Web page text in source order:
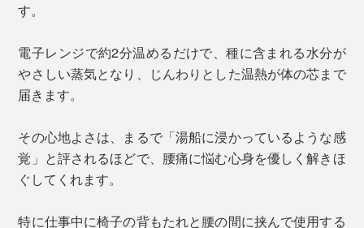
す。
電子レンジで約2分温めるだけで、種に含まれる水分が
やさしい蒸気となり、じんわりとした温熱が体の芯まで
届きます。
その心地よさは、まるで「湯船に浸かっているような感
覚」と評されるほどで、腰痛に悩む心身を優しく解きほ
ぐしてくれます。
特に仕事中に椅子の背もたれと腰の間に挟んで使用する